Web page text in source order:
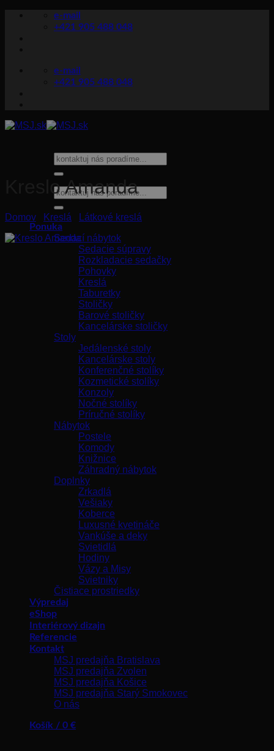
e-mail
+421 905 488 048
e-mail
+421 905 488 048
Hľadať:
Hľadať:
Ponuka
Sedací nábytok
Sedacie súpravy
Rozkladacie sedačky
Pohovky
Kreslá
Taburetky
Stoličky
Barové stoličky
Kancelárske stoličky
Stoly
Jedálenské stoly
Kancelárske stoly
Konferenčné stolíky
Kozmetické stolíky
Konzoly
Nočné stolíky
Príručné stolíky
Nábytok
Postele
Komody
Knižnice
Záhradný nábytok
Doplnky
Zrkadlá
Vešiaky
Koberce
Luxusné kvetináče
Vankúše a deky
Svietidlá
Hodiny
Vázy a Misy
Svietniky
Čistiace prostriedky
Výpredaj
eShop
Interiérový dizajn
Referencie
Kontakt
MSJ predajňa Bratislava
MSJ predajňa Zvolen
MSJ predajňa Košice
MSJ predajňa Starý Smokovec
O nás
Košík / 0 €
Kreslo Amanda
Domov Kreslá Látkové kreslá